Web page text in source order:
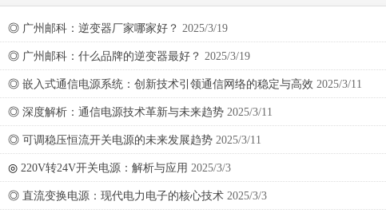
◎ 广州邮科：逆变器厂家哪家好？ 2025/3/19
◎ 广州邮科：什么品牌的逆变器最好？ 2025/3/19
◎ 嵌入式通信电源系统：创新技术引领通信网络的稳定与高效 2025/3/11
◎ 深度解析：通信电源技术革新与未来趋势 2025/3/11
◎ 可调稳压恒流开关电源的未来发展趋势 2025/3/11
◎ 220V转24V开关电源：解析与应用 2025/3/3
◎ 直流变换电源：现代电力电子的核心技术 2025/3/3